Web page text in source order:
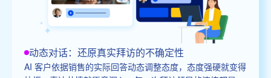
动态对话：还原真实拜访的不确定性
AI 客户依据销售的实际回答动态调整态度，态度强硬就变得